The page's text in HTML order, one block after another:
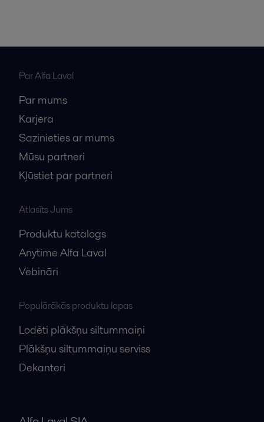
Par Alfa Laval
Par mums
Karjera
Sazinieties ar mums
Mūsu partneri
Kļūstiet par partneri
Atlasīts Jums
Produktu katalogs
Anytime Alfa Laval
Vebināri
Populārākās produktu lapas
Lodēti plākšņu siltummaiņi
Plākšņu siltummaiņu serviss
Dekanteri